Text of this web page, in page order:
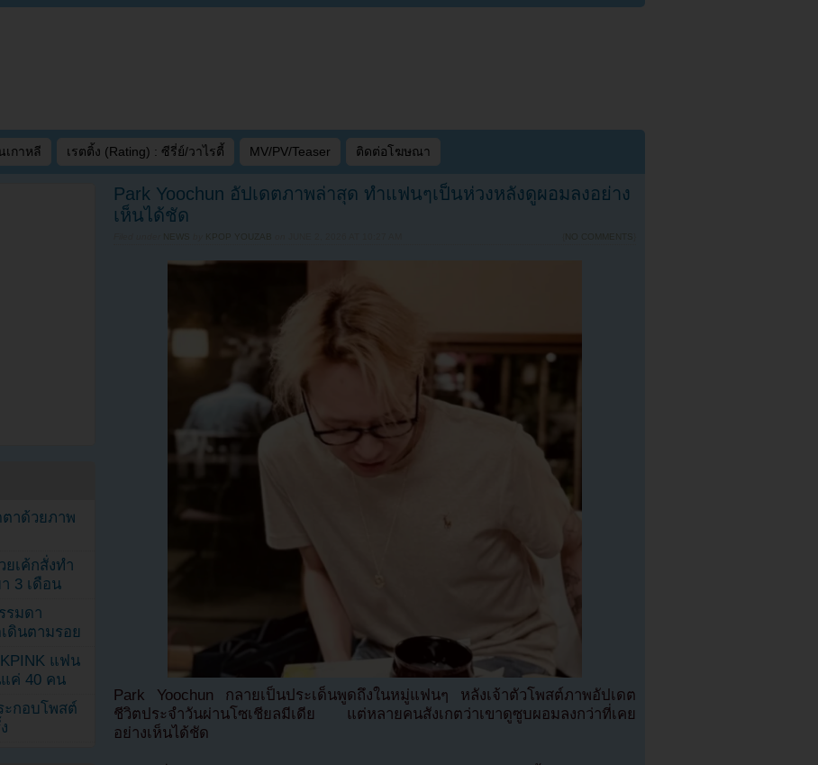
เกาหลี เรตติ้ง (Rating) : ซีรี่ย์/วาไรตี้ MV/PV/Teaser ติดต่อโฆษณา
Park Yoochun อัปเดตภาพล่าสุด ทำแฟนๆเป็นห่วงหลังดูผอมลงอย่าง
เห็นได้ชัด
NEWS KPOP YOUZAB NO COMMENTS
Park Yoochun กลายเป็นประเด็นพูดถึงในหมู่แฟนๆ หลังเจ้าตัวโพสต์ภาพอัปเดต
ชีวิตประจำวันผ่านโซเชียลมีเดีย แต่หลายคนสังเกตว่าเขาดูซูบผอมลงกว่าที่เคย
อย่างเห็นได้ชัด
าด้วยภาพ
ยเค้กสั่งทำ
3 เดือน
รมดา
ดินตามรอย
แฟน
ค่ 40 คน
ะกอบโพสต์